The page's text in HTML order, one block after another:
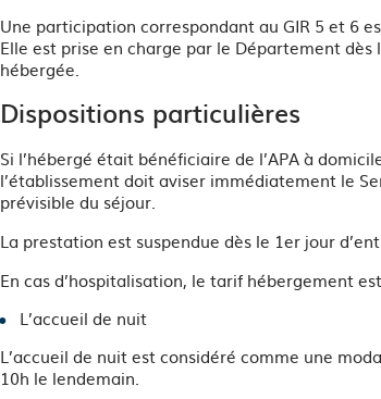
Une participation correspondant au GIR 5 et 6
Elle est prise en charge par le Département dès
hébergée.
Dispositions particulières
Si l’hébergé était bénéficiaire de l’APA à
l’établissement doit aviser immédiatement le
prévisible du séjour.
La prestation est suspendue dès le 1er jour
En cas d’hospitalisation, le tarif hébergement
L’accueil de nuit
L’accueil de nuit est considéré comme une
10h le lendemain.